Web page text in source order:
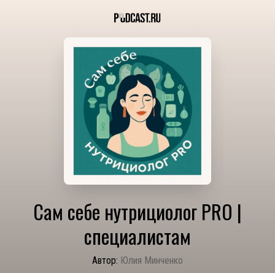
Сам себе нутрициолог PRO |
специалистам
Автор: Юлия Минченко